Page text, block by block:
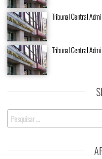
Tribunal Central
Tribunal Central